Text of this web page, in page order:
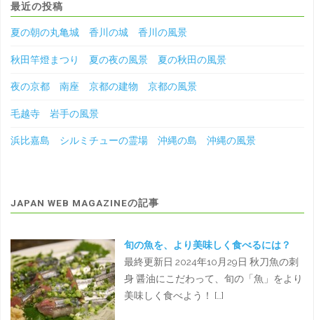
最近の投稿
夏の朝の丸亀城 香川の城 香川の風景
秋田竿燈まつり 夏の夜の風景 夏の秋田の風景
夜の京都 南座 京都の建物 京都の風景
毛越寺 岩手の風景
浜比嘉島 シルミチューの霊場 沖縄の島 沖縄の風景
JAPAN WEB MAGAZINEの記事
旬の魚を、より美味しく食べるには？
最終更新日 2024年10月29日 秋刀魚の刺
身 醤油にこだわって、旬の「魚」をより
美味しく食べよう！ […]